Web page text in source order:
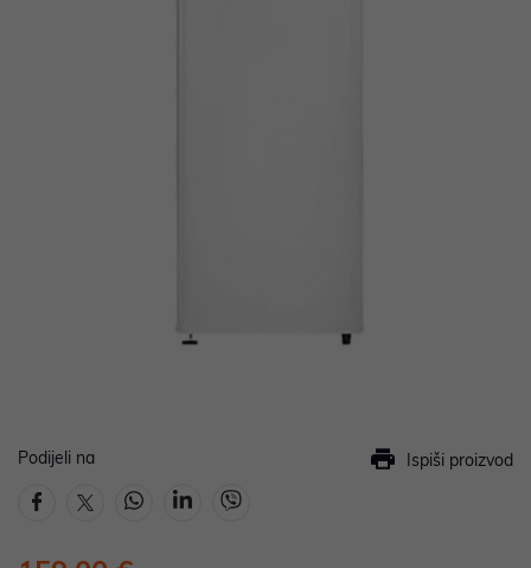
Podijeli na Ispiši proizvod